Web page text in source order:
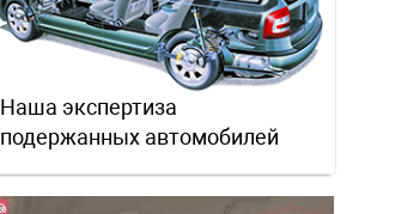
Наша экспертиза
подержанных автомобилей